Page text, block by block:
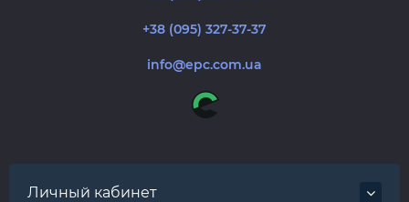
+38 (095) 327-37-37
info@epc.com.ua
Личный кабинет